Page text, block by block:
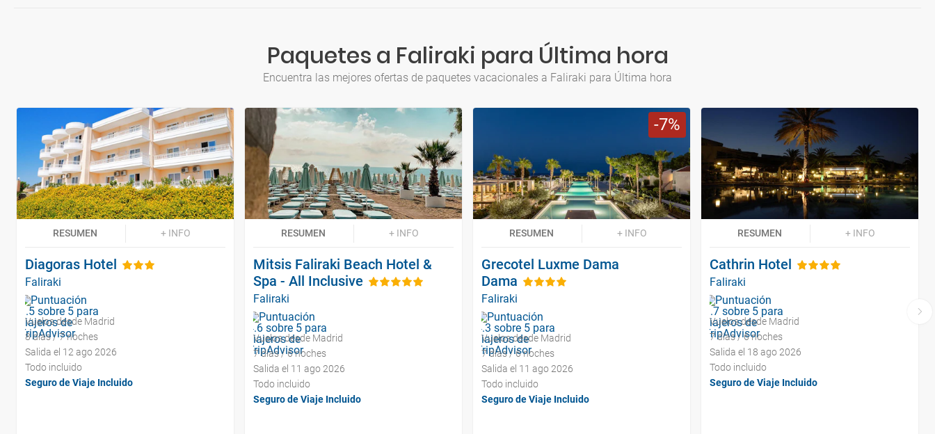
Paquetes a Faliraki para Última hora
Encuentra las mejores ofertas de paquetes vacacionales a Faliraki para Última hora
RESUMEN + INFO
Diagoras Hotel
Faliraki
Vuelos desde Madrid
8 días / 7 noches
Salida el 12 ago 2026
Todo incluido
Seguro de Viaje Incluido
RESUMEN + INFO
Mitsis Faliraki Beach Hotel &
Spa - All Inclusive
Faliraki
Vuelos desde Madrid
7 días / 6 noches
Salida el 11 ago 2026
Todo incluido
Seguro de Viaje Incluido
7
RESUMEN + INFO
Grecotel Luxme Dama
Dama
Faliraki
Vuelos desde Madrid
7 días / 6 noches
Salida el 11 ago 2026
Todo incluido
Seguro de Viaje Incluido
RESUMEN + INFO
Cathrin Hotel
Faliraki
Vuelos desde Madrid
7 días / 6 noches
Salida el 18 ago 2026
Todo incluido
Seguro de Viaje Incluido